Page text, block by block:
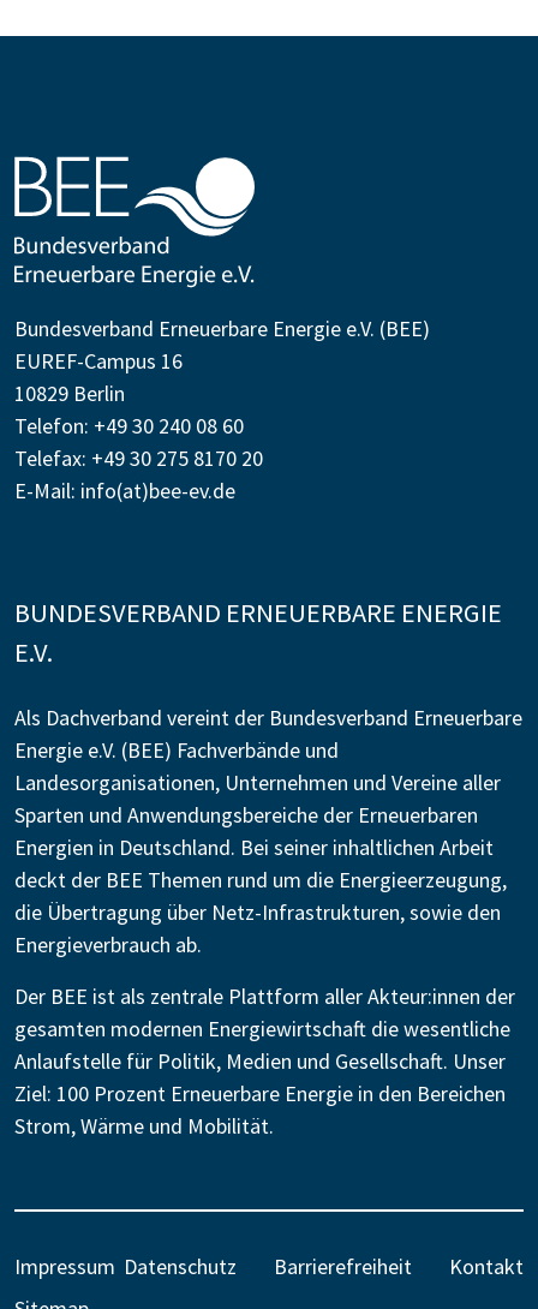
Bundesverband Erneuerbare Energie e.V. (BEE)
EUREF-Campus 16
10829 Berlin
Telefon: +49 30 240 08 60
Telefax: +49 30 275 8170 20
E-Mail: info(at)bee-ev.de
BUNDESVERBAND ERNEUERBARE ENERGIE
E.V.
Als Dachverband vereint der Bundesverband Erneuerbare
Energie e.V. (BEE) Fachverbände und
Landesorganisationen, Unternehmen und Vereine aller
Sparten und Anwendungsbereiche der Erneuerbaren
Energien in Deutschland. Bei seiner inhaltlichen Arbeit
deckt der BEE Themen rund um die Energieerzeugung,
die Übertragung über Netz-Infrastrukturen, sowie den
Energieverbrauch ab.
Der BEE ist als zentrale Plattform aller Akteur:innen der
gesamten modernen Energiewirtschaft die wesentliche
Anlaufstelle für Politik, Medien und Gesellschaft. Unser
Ziel: 100 Prozent Erneuerbare Energie in den Bereichen
Strom, Wärme und Mobilität.
Impressum Datenschutz Barrierefreiheit
Kontakt